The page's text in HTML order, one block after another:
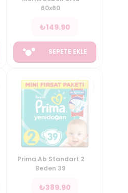
60x60
₺149.90
SEPETE EKLE
Prima Ab Standart 2
Beden 39
₺389.90